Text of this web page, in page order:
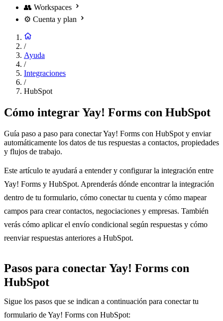
👥 Workspaces
⚙️ Cuenta y plan
/
Ayuda
/
Integraciones
/
HubSpot
Cómo integrar Yay! Forms con HubSpot
Guía paso a paso para conectar Yay! Forms con HubSpot y enviar
automáticamente los datos de tus respuestas a contactos, propiedades
y flujos de trabajo.
Este artículo te ayudará a entender y configurar la integración entre
Yay! Forms y HubSpot. Aprenderás dónde encontrar la integración
dentro de tu formulario, cómo conectar tu cuenta y cómo mapear
campos para crear contactos, negociaciones y empresas. También
verás cómo aplicar el envío condicional según respuestas y cómo
reenviar respuestas anteriores a HubSpot.
Pasos para conectar Yay! Forms con
HubSpot
Sigue los pasos que se indican a continuación para conectar tu
formulario de Yay! Forms con HubSpot: